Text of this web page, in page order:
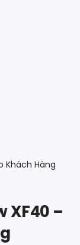
Khách Hàng
XF40 –